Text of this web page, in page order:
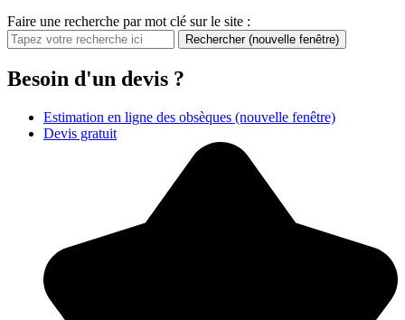
Faire une recherche par mot clé sur le site :
Rechercher (nouvelle fenêtre)
Besoin d'un devis ?
Estimation en ligne des obsèques (nouvelle fenêtre)
Devis gratuit